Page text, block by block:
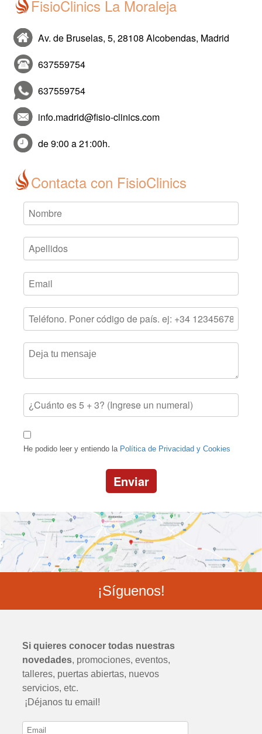
FisioClinics La Moraleja
Av. de Bruselas, 5, 28108 Alcobendas, Madrid
637559754
637559754
info.madrid@fisio-clinics.com
de 9:00 a 21:00h.
Contacta con FisioClinics
He podido leer y entiendo la Política de Privacidad y Cookies
Enviar
¡Síguenos!